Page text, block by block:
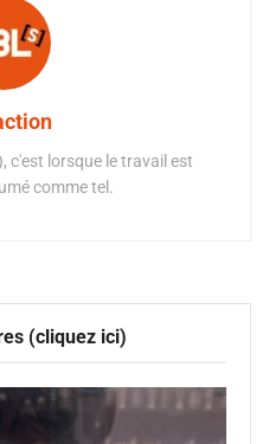
c'est lorsque le travail est
comme tel.
(cliquez ici)